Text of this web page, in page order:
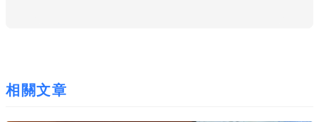
相關文章